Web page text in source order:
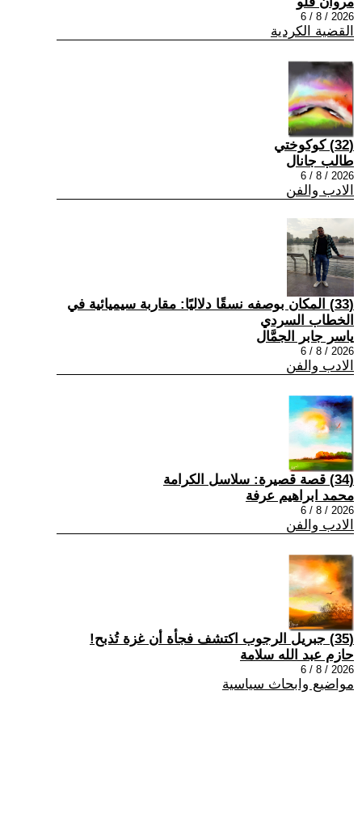
2026 / 8 / 6
القضية الكردية
(32) كوكوختي
طالب جانال
2026 / 8 / 6
الادب والفن
(33) المكان بوصفه نسقًا دلاليًا: مقاربة سيميائية في
الخطاب السردي
ياسر جابر الجمَّال
2026 / 8 / 6
الادب والفن
(34) قصة قصيرة: سلاسل الكرامة
محمد ابراهيم عرفة
2026 / 8 / 6
الادب والفن
(35) جبريل الرجوب اكتشف فجأة أن غزة تُذبح!
حازم عبد الله سلامة
2026 / 8 / 6
مواضيع وابحاث سياسية